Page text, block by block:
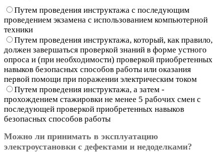
Путем проведения инструктажа с последующим
проведением экзамена с использованием компьютерной
техники
Путем проведения инструктажа, который, как правило,
должен завершаться проверкой знаний в форме устного
опроса и (при необходимости) проверкой приобретенных
навыков безопасных способов работы или оказания
первой помощи при поражении электрическим током
Путем проведения инструктажа, а затем -
прохождением стажировки не менее 5 рабочих смен с
последующей проверкой приобретенных навыков
безопасных способов работы
Можно ли принимать в эксплуатацию
электроустановки с дефектами и недоделками?